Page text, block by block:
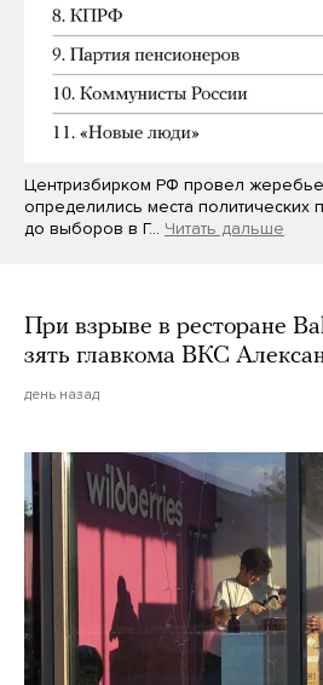
Центризбирком РФ провел
определились места политических
до выборов в Г… Читать дальше
При взрыве в ресторане
зять главкома ВКС
день назад